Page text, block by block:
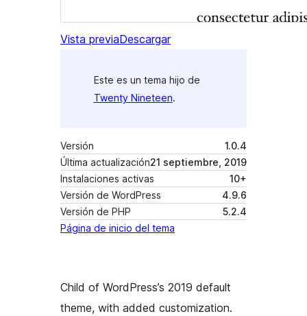
Vista previaDescargar
Este es un tema hijo de
Twenty Nineteen.
Versión
1.0.4
Última actualización21 septiembre, 2019
Instalaciones activas
10+
Versión de WordPress
4.9.6
Versión de PHP
5.2.4
Página de inicio del tema
Child of WordPress’s 2019 default
theme, with added customization.